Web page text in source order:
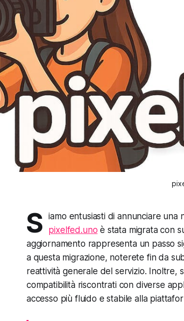
S
iamo entusiasti di annunciare
pixelfed.uno è stata migrata con
aggiornamento rappresenta un passo
a questa migrazione, noterete fin da
reattività generale del servizio. Inoltre,
compatibilità riscontrati con diverse
accesso più fluido e stabile alla